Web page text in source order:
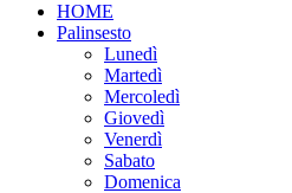
HOME
Palinsesto
Lunedì
Martedì
Mercoledì
Giovedì
Venerdì
Sabato
Domenica